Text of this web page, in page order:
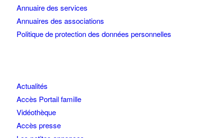
Annuaire des services
Annuaires des associations
Politique de protection des données personnelles
Actualités
Accès Portail famille
Vidéothèque
Accès presse